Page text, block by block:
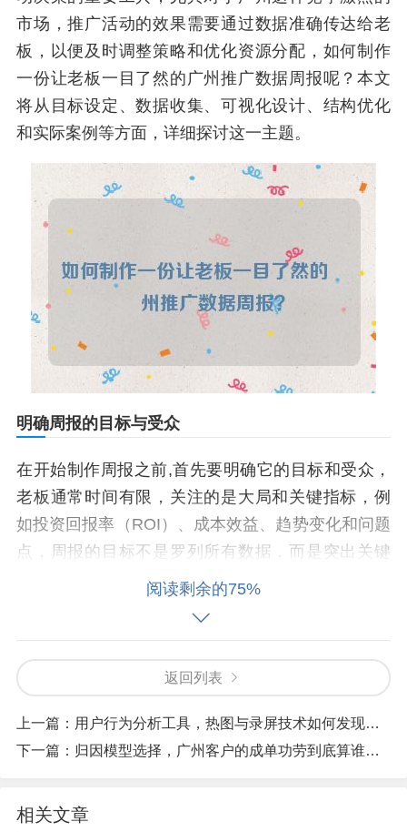
市场，推广活动的效果需要通过数据准确传达给老
板，以便及时调整策略和优化资源分配，如何制作
一份让老板一目了然的广州推广数据周报呢？本文
将从目标设定、数据收集、可视化设计、结构优化
和实际案例等方面，详细探讨这一主题。
明确周报的目标与受众
在开始制作周报之前,首先要明确它的目标和受众，
老板通常时间有限，关注的是大局和关键指标，例
如投资回报率（ROI）、成本效益、趋势变化和问题
点，周报的目标不是罗列所有数据，而是突出关键
信息，帮助老板快速了解推广效果，并做出决策，
间的数据波动）。
数据是周报的基础,对于广州推广活动，需要收集多
来源数据：包括线上渠道（如社交媒体、搜索引
阅读剩余的75%
返回列表
上一篇： 用户行为分析工具，热图与录屏技术如何发现转化障碍点
下一篇： 归因模型选择，广州客户的成单功劳到底算谁的？
相关文章